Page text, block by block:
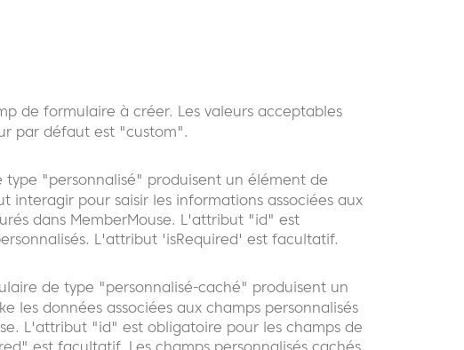
de formulaire à créer. Les valeurs acceptables
par défaut est "custom".
"personnalisé" produisent un élément de
interagir pour saisir les informations associées aux
dans MemberMouse. L'attribut "id" est
L'attribut 'isRequired' est facultatif.
de type "personnalisé-caché" produisent un
les données associées aux champs personnalisés
L'attribut "id" est obligatoire pour les champs de